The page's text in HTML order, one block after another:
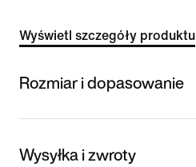
Wyświetl szczegóły produktu
Rozmiar i dopasowanie
Wysyłka i zwroty